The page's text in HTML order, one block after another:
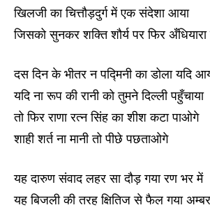
खिलजी का चित्तौड़दुर्ग में एक संदेशा आया
जिसको सुनकर शक्ति शौर्य पर फिर अँधियारा
दस दिन के भीतर न पद्मिनी का डोला यदि
यदि ना रूप की रानी को तुमने दिल्ली पहुँचाया
तो फिर राणा रत्न सिंह का शीश कटा पाओगे
शाही शर्त ना मानी तो पीछे पछताओगे
यह दारुण संवाद लहर सा दौड़ गया रण भर में
यह बिजली की तरह क्षितिज से फैल गया